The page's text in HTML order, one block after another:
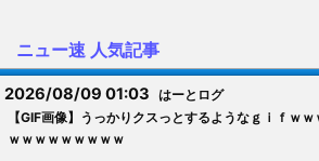
ニュー速 人気記事
2026/08/09 01:03はーとログ
【GIF画像】うっかりクスっとするようなｇｉｆｗｗ
ｗｗｗｗｗｗｗｗｗ